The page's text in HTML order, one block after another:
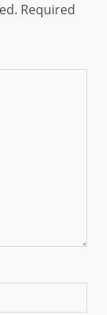
Required